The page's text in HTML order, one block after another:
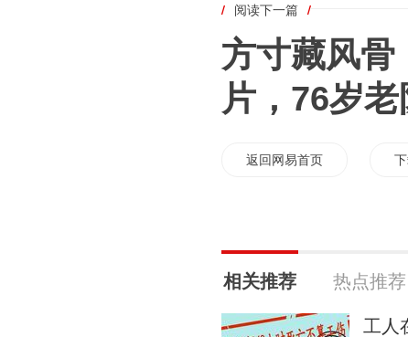
/ 阅读下一篇 /
方寸藏风骨
片，76岁
返回网易首页
相关推荐 热点推荐
工人